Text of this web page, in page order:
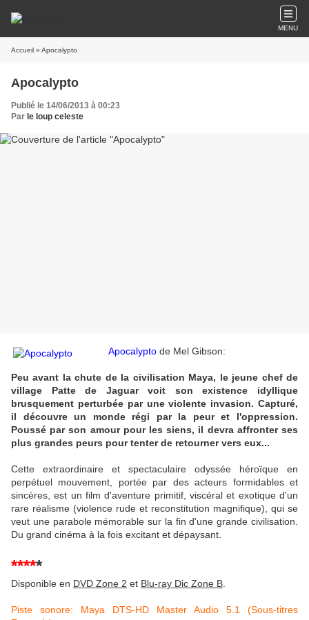
MENU
Accueil » Apocalypto
Apocalypto
Publié le 14/06/2013 à 00:23
Par le loup celeste
Apocalypto de Mel Gibson:
Peu avant la chute de la civilisation Maya, le jeune chef de
village Patte de Jaguar voit son existence idyllique
brusquement perturbée par une violente invasion. Capturé,
il découvre un monde régi par la peur et l'oppression.
Poussé par son amour pour les siens, il devra affronter ses
plus grandes peurs pour tenter de retourner vers eux...
Cette extraordinaire et spectaculaire odyssée héroïque en
perpétuel mouvement, portée par des acteurs formidables et
sincères, est un film d'aventure primitif, viscéral et exotique d'un
rare réalisme (violence rude et reconstitution magnifique), qui se
veut une parabole mémorable sur la fin d'une grande civilisation.
Du grand cinéma à la fois excitant et dépaysant.
*****
Disponible en DVD Zone 2 et Blu-ray Dic Zone B
Piste sonore: Maya DTS-HD Master Audio 5.1 (Sous-titres